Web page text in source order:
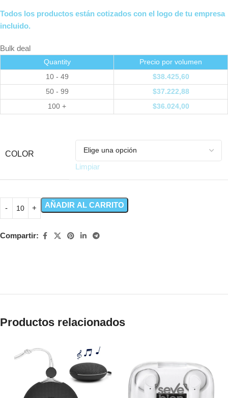
Todos los productos están cotizados con el logo de tu empresa
incluido.
Bulk deal
Quantity
Precio por volumen
10 - 49
$38.425,60
50 - 99
$37.222,88
100 +
$36.024,00
COLOR
Limpiar
AÑADIR AL CARRITO
Compartir:
Productos relacionados